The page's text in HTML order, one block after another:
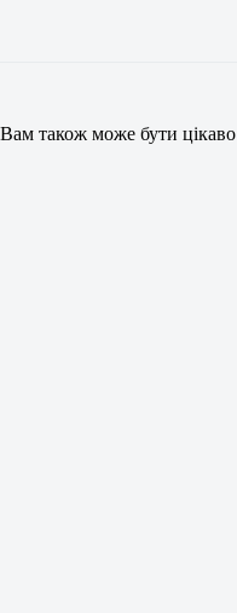
Вам також може бути цікаво